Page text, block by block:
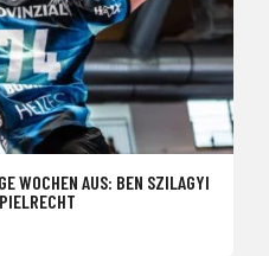
WOCHEN AUS: BEN SZILAGYI